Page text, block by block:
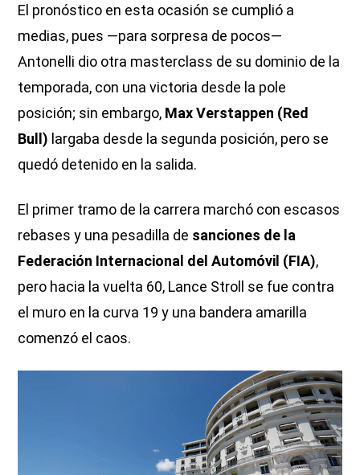
El pronóstico en esta ocasión se cumplió a
medias, pues —para sorpresa de pocos—
Antonelli dio otra masterclass de su dominio de la
temporada, con una victoria desde la pole
posición; sin embargo, Max Verstappen (Red
Bull) largaba desde la segunda posición, pero se
quedó detenido en la salida.
El primer tramo de la carrera marchó con escasos
rebases y una pesadilla de sanciones de la
Federación Internacional del Automóvil (FIA),
pero hacia la vuelta 60, Lance Stroll se fue contra
el muro en la curva 19 y una bandera amarilla
comenzó el caos.